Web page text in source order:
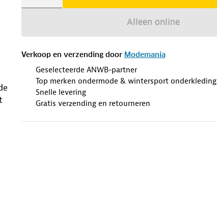
Alleen online
Verkoop en verzending door Modemania
Geselecteerde ANWB-partner
Top merken ondermode & wintersport onderkleding
Snelle levering
Gratis verzending en retourneren